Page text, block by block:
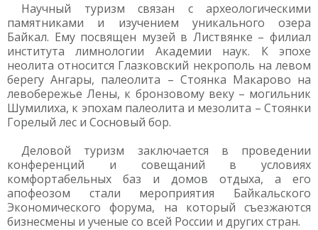
Научный туризм связан с археологическими
памятниками и изучением уникального озера
Байкал. Ему посвящен музей в Листвянке – филиал
института лимнологии Академии наук. К эпохе
неолита относится Глазковский некрополь на левом
берегу Ангары, палеолита – Стоянка Макарово на
левобережье Лены, к бронзовому веку – могильник
Шумилиха, к эпохам палеолита и мезолита – Стоянки
Горелый лес и Сосновый бор.
Деловой туризм заключается в проведении
конференций и совещаний в условиях
комфортабельных баз и домов отдыха, а его
апофеозом стали мероприятия Байкальского
Экономического форума, на который съезжаются
бизнесмены и ученые со всей России и других стран.